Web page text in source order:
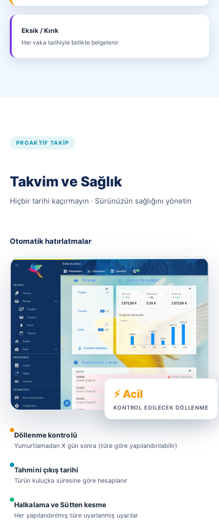
Eksik / Kırık
Her vaka tarihiyle birlikte belgelenir
PROAKTIF TAKIP
Takvim ve Sağlık
Hiçbir tarihi kaçırmayın · Sürünüzün sağlığını yönetin
Otomatik hatırlatmalar
⚡ Acil
KONTROL EDILECEK DÖLLENME
Döllenme kontrolü
Yumurtlamadan X gün sonra (türe göre yapılandırılabilir)
Tahmini çıkış tarihi
Türün kuluçka süresine göre hesaplanır
Halkalama ve Sütten kesme
Her yapılandırılmış türe uyarlanmış uyarılar